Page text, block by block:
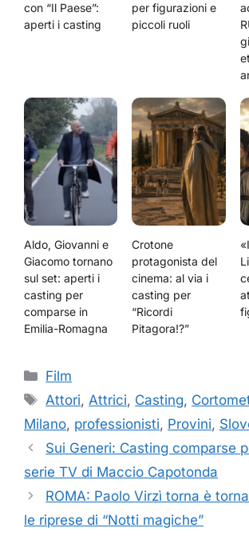
con “Il Paese”:
aperti i casting
per figurazioni e
piccoli ruoli
Aldo, Giovanni e
Giacomo tornano
sul set: aperti i
casting per
comparse in
Emilia-Romagna
Crotone
protagonista del
cinema: al via i
casting per
“Ricordi
Pitagora!?”
Categorie
Film
Tag
Attori,Attrici, Casting,
Milano, professionisti, Provini,
Sui Generi: Casting comparse
serie TV di Maccio Capotonda
ROMA: Paolo Virzì torna è
le riprese di “Notti magiche”